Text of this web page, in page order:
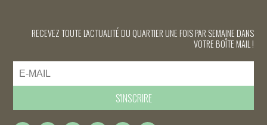
RECEVEZ TOUTE L'ACTUALITÉ DU QUARTIER UNE FOIS PAR SEMAINE DANS
VOTRE BOÎTE MAIL !